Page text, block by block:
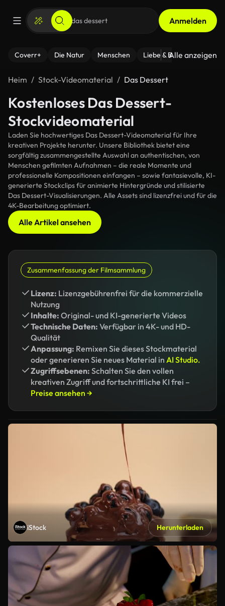
Anmelden
Coverr+ Die Natur Menschen Liebe & Beziehungen
Alle anzeigen
Heim Stock-Videomaterial Das Dessert
Kostenloses Das Dessert-
Stockvideomaterial
Laden Sie hochwertiges Das Dessert-Videomaterial für Ihre
kreativen Projekte herunter. Unsere Bibliothek bietet eine
sorgfältig zusammengestellte Auswahl an authentischen, von
Menschen gefilmten Aufnahmen – die reale Momente und
professionelle Kompositionen einfangen – sowie fantasievolle, KI-
generierte Stockclips für animierte Hintergründe und stilisierte
Das Dessert-Visualisierungen. Alle Assets sind lizenzfrei und für die
4K-Bearbeitung optimiert.
Alle Artikel ansehen
Zusammenfassung der Filmsammlung
Lizenz: Lizenzgebührenfrei für die kommerzielle
Nutzung
Inhalte: Original- und KI-generierte Videos
Technische Daten: Verfügbar in 4K- und HD-
Qualität
Anpassung: Remixen Sie dieses Stockmaterial
oder generieren Sie neues Material in AI Studio.
Zugriffsebenen: Schalten Sie den vollen
kreativen Zugriff und fortschrittliche KI frei –
Preise ansehen →
iStock Herunterladen